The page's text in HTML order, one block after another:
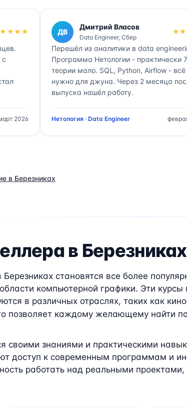
с
2026
ДВ
Дмитрий Власов
Data Engineer, Сбер
Перешёл из аналитики в data
Программа Нетологии - практически
теории мало. SQL, Python, Airflow - всё
нужно для джуна. Через 2 месяца
выпуска нашёл работу.
Нетология · Data Engineer
в Березниках
в Березниках
становятся все более
компьютерной графики. Эти
в различных отраслях, таких как
позволяет каждому желающему найти
своими знаниями и практическими
доступ к современным программам и
работать над реальными проектами,